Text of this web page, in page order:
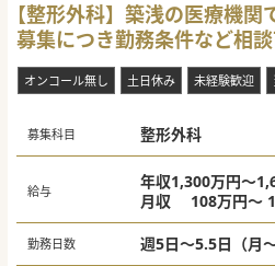
【整形外科】築浅の医療機関
募集につき勤務条件など相
オンコール無し 土日休み 未経験歓迎
募集科目 整形外科
給与
年収1,300万円～
月収 108万円～
勤務日数 週5日～5.5日（月